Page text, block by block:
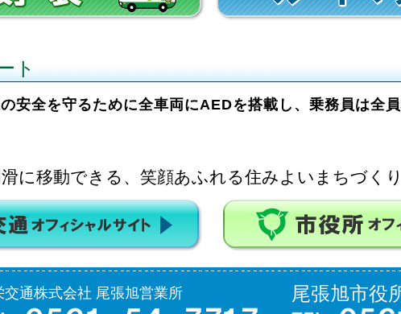
ト
安全を守るために全車両にAEDを搭載し、乗務員は全
に移動できる、笑顔あふれる住みよいまちづく
交通株式会社 尾張旭営業所 尾張旭市役